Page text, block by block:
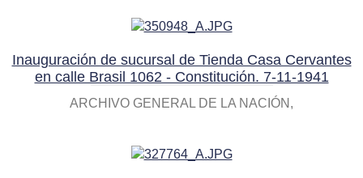
Inauguración de sucursal de Tienda Casa Cervantes
en calle Brasil 1062 - Constitución. 7-11-1941
ARCHIVO GENERAL DE LA NACIÓN